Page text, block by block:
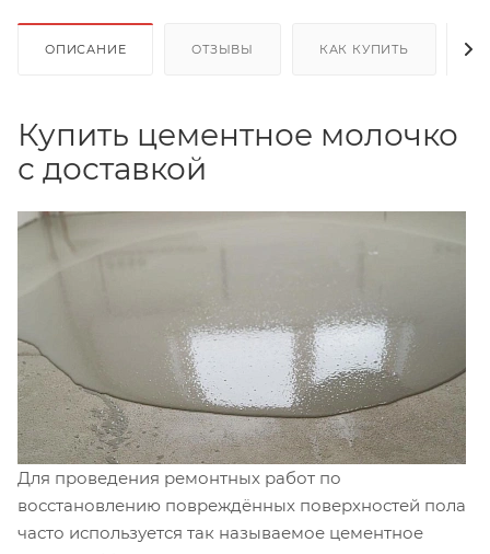
ОПИСАНИЕ ОТЗЫВЫ КАК КУПИТЬ
Купить цементное молочко
с доставкой
Для проведения ремонтных работ по
восстановлению повреждённых поверхностей пола
часто используется так называемое цементное